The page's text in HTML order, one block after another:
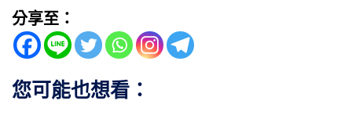
分享至：
您可能也想看：